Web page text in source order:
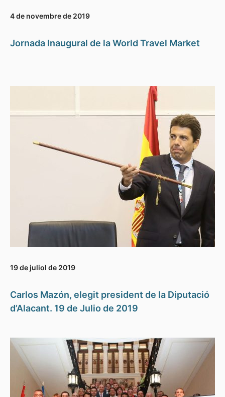
4 de novembre de 2019
Jornada Inaugural de la World Travel Market
19 de juliol de 2019
Carlos Mazón, elegit president de la Diputació
d’Alacant. 19 de Julio de 2019